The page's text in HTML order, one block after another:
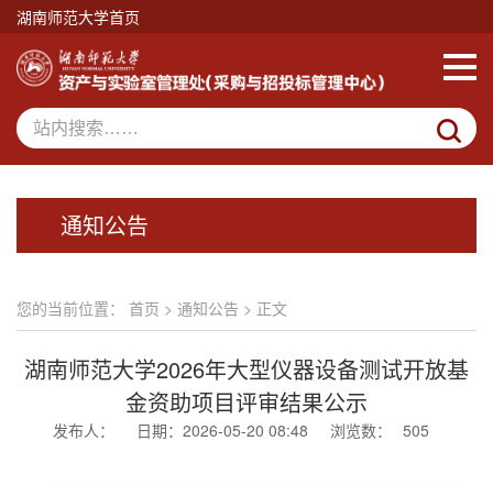
湖南师范大学首页
通知公告
您的当前位置： 首页 > 通知公告 > 正文
湖南师范大学2026年大型仪器设备测试开放基
金资助项目评审结果公示
发布人： 日期：2026-05-20 08:48 浏览数： 505